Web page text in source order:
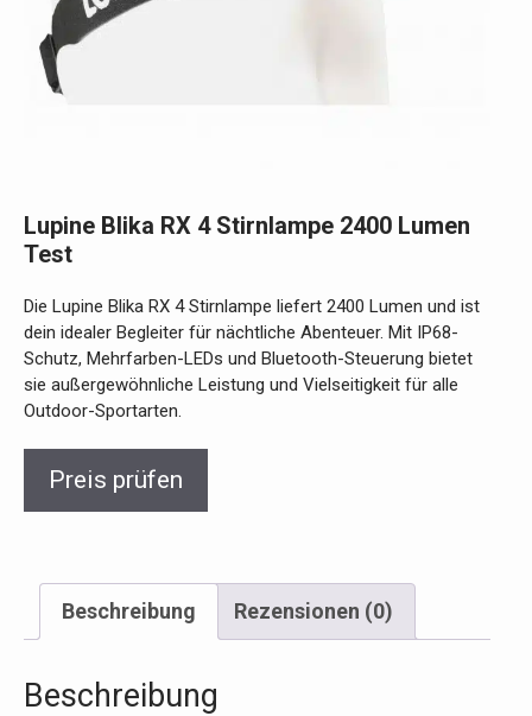
Lupine Blika RX 4 Stirnlampe 2400 Lumen
Test
Die Lupine Blika RX 4 Stirnlampe liefert 2400 Lumen und ist
dein idealer Begleiter für nächtliche Abenteuer. Mit IP68-
Schutz, Mehrfarben-LEDs und Bluetooth-Steuerung bietet
sie außergewöhnliche Leistung und Vielseitigkeit für alle
Outdoor-Sportarten.
Preis prüfen
Beschreibung Rezensionen (0)
Beschreibung